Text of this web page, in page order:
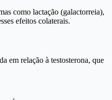
como lactação (galactorreia),
efeitos colaterais.
em relação à testosterona, que